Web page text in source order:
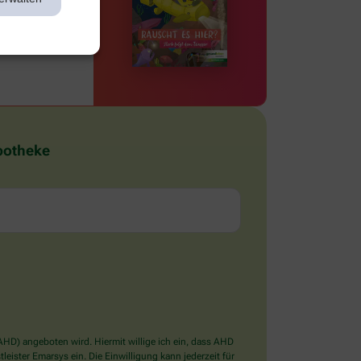
angeboten wird. Hiermit willige ich ein, dass AHD
Emarsys ein. Die Einwilligung kann jederzeit für